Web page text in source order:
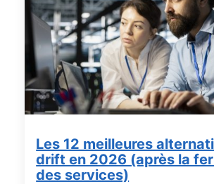
Les 12 meilleures
drift en 2026 (après la
des services)